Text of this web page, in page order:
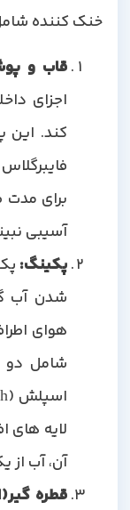
خنک کننده شامل
قاب و
اجزای
کند. این
فایبرگلاس
برای مدت
آسیبی نبینند.
پکینگ:
شدن آب
هوای اطراف
شامل دو
آن، آب از
قطره